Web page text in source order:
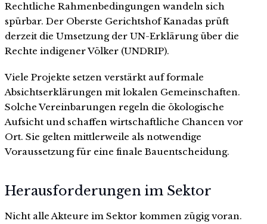
Rechtliche Rahmenbedingungen wandeln sich
spürbar. Der Oberste Gerichtshof Kanadas prüft
derzeit die Umsetzung der UN-Erklärung über die
Rechte indigener Völker (UNDRIP).
Viele Projekte setzen verstärkt auf formale
Absichtserklärungen mit lokalen Gemeinschaften.
Solche Vereinbarungen regeln die ökologische
Aufsicht und schaffen wirtschaftliche Chancen vor
Ort. Sie gelten mittlerweile als notwendige
Voraussetzung für eine finale Bauentscheidung.
Herausforderungen im Sektor
Nicht alle Akteure im Sektor kommen zügig voran.